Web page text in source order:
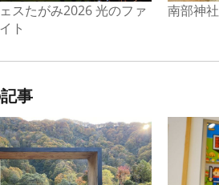
スたがみ2026 光のファ
ト
南部神社
事